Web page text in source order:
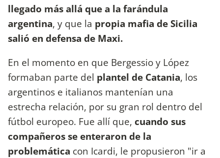
llegado más allá que a la farándula
argentina, y que la propia mafia de Sicilia
salió en defensa de Maxi.
En el momento en que Bergessio y López
formaban parte del plantel de Catania, los
argentinos e italianos mantenían una
estrecha relación, por su gran rol dentro del
fútbol europeo. Fue allí que, cuando sus
compañeros se enteraron de la
problemática con Icardi, le propusieron "ir a